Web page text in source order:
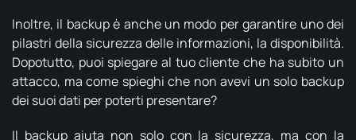
Inoltre, il backup è anche un modo per garantire uno dei
pilastri della sicurezza delle informazioni, la disponibilità.
Dopotutto, puoi spiegare al tuo cliente che ha subito un
attacco, ma come spieghi che non avevi un solo backup
dei suoi dati per poterti presentare?
Il backup aiuta non solo con la sicurezza, ma con la